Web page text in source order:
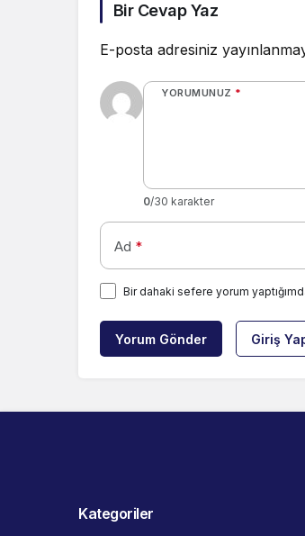
Bir Cevap Yaz
E-posta adresiniz
YORUMUNUZ *
0/30 karakter
Ad *
Bir dahaki sefere yorum
Yorum Gönder Giriş
Kategoriler